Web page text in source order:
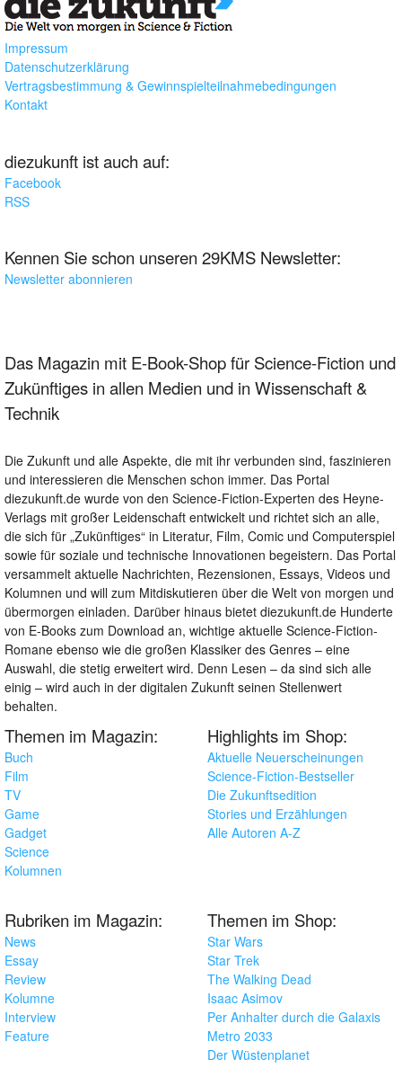
Impressum
Datenschutzerklärung
Vertragsbestimmung & Gewinnspielteilnahmebedingungen
Kontakt
diezukunft ist auch auf:
Facebook
RSS
Kennen Sie schon unseren 29KMS Newsletter:
Newsletter abonnieren
Das Magazin mit E-Book-Shop für Science-Fiction und
Zukünftiges in allen Medien und in Wissenschaft &
Technik
Die Zukunft und alle Aspekte, die mit ihr verbunden sind, faszinieren
und interessieren die Menschen schon immer. Das Portal
diezukunft.de wurde von den Science-Fiction-Experten des Heyne-
Verlags mit großer Leidenschaft entwickelt und richtet sich an alle,
die sich für „Zukünftiges“ in Literatur, Film, Comic und Computerspiel
sowie für soziale und technische Innovationen begeistern. Das Portal
versammelt aktuelle Nachrichten, Rezensionen, Essays, Videos und
Kolumnen und will zum Mitdiskutieren über die Welt von morgen und
übermorgen einladen. Darüber hinaus bietet diezukunft.de Hunderte
von E-Books zum Download an, wichtige aktuelle Science-Fiction-
Romane ebenso wie die großen Klassiker des Genres – eine
Auswahl, die stetig erweitert wird. Denn Lesen – da sind sich alle
einig – wird auch in der digitalen Zukunft seinen Stellenwert
behalten.
Themen im Magazin:
Buch
Film
TV
Game
Gadget
Science
Kolumnen
Highlights im Shop:
Aktuelle Neuerscheinungen
Science-Fiction-Bestseller
Die Zukunftsedition
Stories und Erzählungen
Alle Autoren A-Z
Rubriken im Magazin:
News
Essay
Review
Kolumne
Interview
Feature
Themen im Shop:
Star Wars
Star Trek
The Walking Dead
Isaac Asimov
Per Anhalter durch die Galaxis
Metro 2033
Der Wüstenplanet